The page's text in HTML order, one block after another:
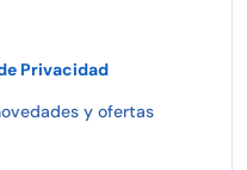
Privacidad
y ofertas